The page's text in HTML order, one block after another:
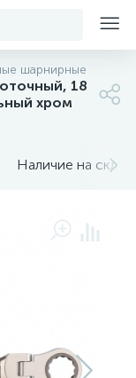
шарнирные
18
хром
Наличие на